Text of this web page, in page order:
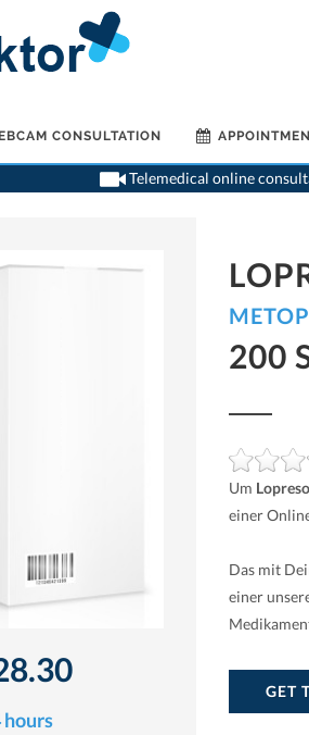
CONSULTATION
Telemedical online
200
Um
einer
Das mit
einer
GET